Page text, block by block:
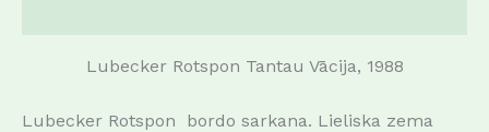
Lubecker Rotspon Tantau Vācija, 1988
Lubecker Rotspon bordo sarkana. Lieliska zema